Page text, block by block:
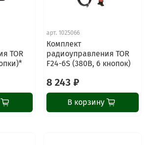
TOR
арт. 1025066
Комплект
радиоуправления TOR
F24-6S (380В, 6 кнопок)
8 243 ₽
В корзину